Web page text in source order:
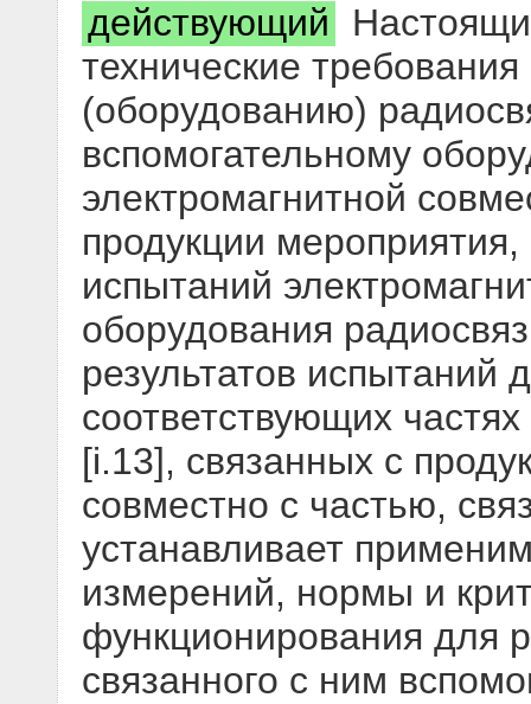
действующий
технические
(оборудованию)
вспомогательному
электромагнитной
продукции
испытаний
оборудования
результатов испытаний
соответствующих
[i.13], связанных с
совместно с частью,
устанавливает
измерений, нормы и
функционирования для
связанного с ним